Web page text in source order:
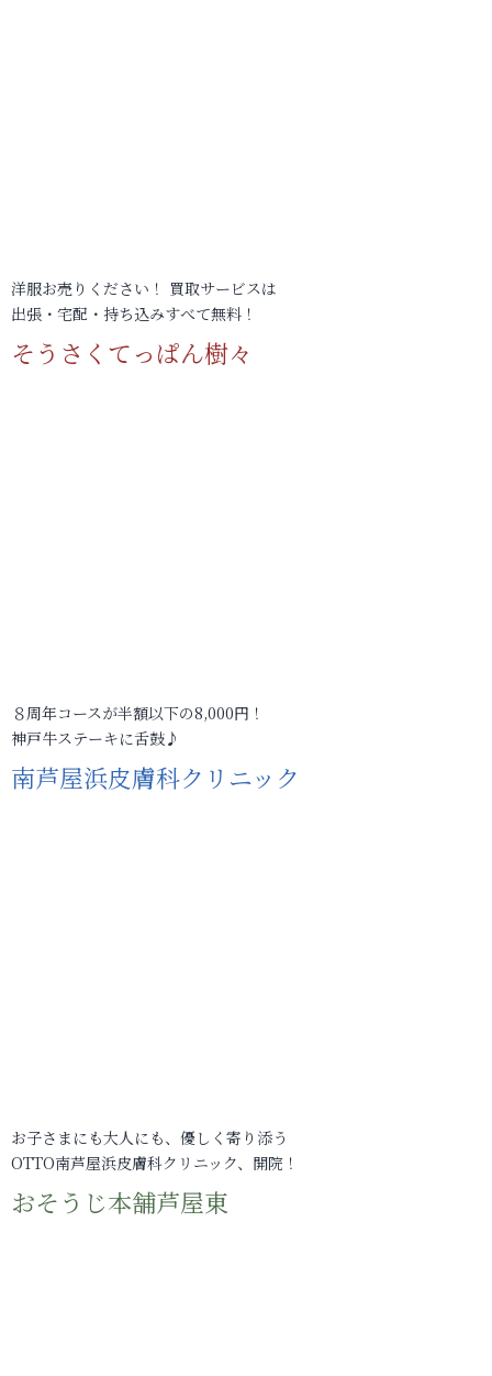
洋服お売りください！ 買取サービスは
出張・宅配・持ち込みすべて無料！
そうさくてっぱん樹々
８周年コースが半額以下の8,000円！
神戸牛ステーキに舌鼓♪
南芦屋浜皮膚科クリニック
お子さまにも大人にも、優しく寄り添う
OTTO南芦屋浜皮膚科クリニック、開院！
おそうじ本舗芦屋東